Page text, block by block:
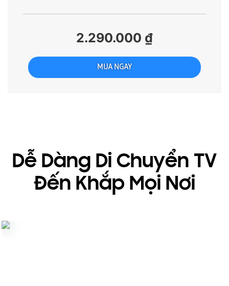
2.290.000 ₫
MUA NGAY
Dễ Dàng Di Chuyển TV
Đến Khắp Mọi Nơi